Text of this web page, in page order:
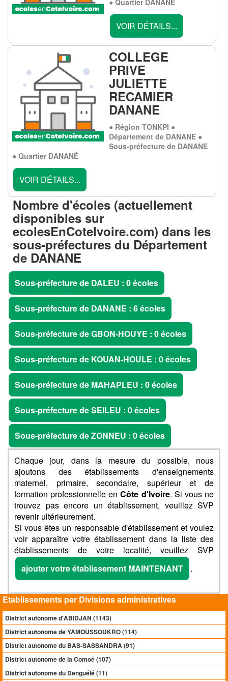
VOIR DÉTAILS...
COLLEGE
PRIVE
JULIETTE
RECAMIER
DANANE
● Région TONKPI ●
Département de DANANE ●
Sous-préfecture de DANANE
● Quartier DANANÉ
VOIR DÉTAILS...
Nombre d'écoles (actuellement
disponibles sur
ecolesEnCoteIvoire.com) dans les
sous-préfectures du Département
de DANANE
Sous-préfecture de DALEU : 0 écoles
Sous-préfecture de DANANE : 6 écoles
Sous-préfecture de GBON-HOUYE : 0 écoles
Sous-préfecture de KOUAN-HOULE : 0 écoles
Sous-préfecture de MAHAPLEU : 0 écoles
Sous-préfecture de SEILEU : 0 écoles
Sous-préfecture de ZONNEU : 0 écoles
Chaque jour, dans la mesure du possible, nous
ajoutons des établissements d'enseignements
maternel, primaire, secondaire, supérieur et de
formation professionnelle enCôte d'Ivoire. Si vous ne
trouvez pas encore un établissement, veuillez SVP
revenir ultérieurement.
Si vous êtes un responsable d'établissement et voulez
voir apparaître votre établissement dans la liste des
établissements de votre localité, veuillez SVP
ajouter votre établissement MAINTENANT
.
Etablissements par Divisions administratives
District autonome d'ABIDJAN (1143)
District autonome de YAMOUSSOUKRO (114)
District autonome du BAS-SASSANDRA (91)
District autonome de la Comoé (107)
District autonome du Denguélé (11)